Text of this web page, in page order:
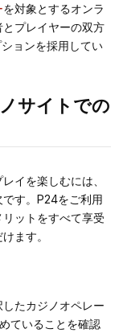
を対象とするオンラ
プレイヤーの双方
ョンを採用してい
サイトでの
イを楽しむには、
す。P24をご利用
ットをすべて享受
ます。
たカジノオペレー
ていることを確認